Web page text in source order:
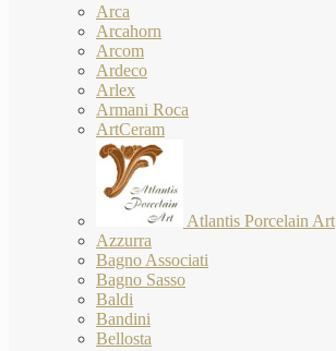
Arca
Arcahorn
Arcom
Ardeco
Arlex
Armani Roca
ArtCeram
Atlantis Porcelain Art
Azzurra
Bagno Associati
Bagno Sasso
Baldi
Bandini
Bellosta